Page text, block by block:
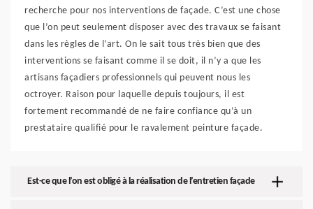
recherche pour nos interventions de façade. C’est une chose
que l’on peut seulement disposer avec des travaux se faisant
dans les règles de l’art. On le sait tous très bien que des
interventions se faisant comme il se doit, il n’y a que les
artisans façadiers professionnels qui peuvent nous les
octroyer. Raison pour laquelle depuis toujours, il est
fortement recommandé de ne faire confiance qu’à un
prestataire qualifié pour le ravalement peinture façade.
Est-ce que l’on est obligé à la réalisation de l’entretien façade